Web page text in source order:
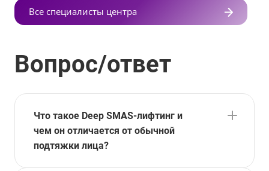
Все специалисты центра
Вопрос/ответ
Что такое Deep SMAS-лифтинг и
чем он отличается от обычной
подтяжки лица?